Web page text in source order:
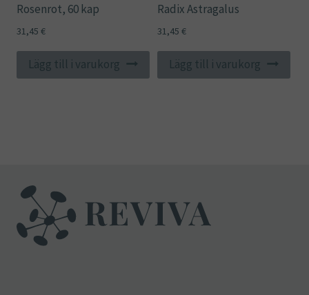
Rosenrot, 60 kap
31,45 €
Lägg till i varukorg
Radix Astragalus
31,45 €
Lägg till i varukorg